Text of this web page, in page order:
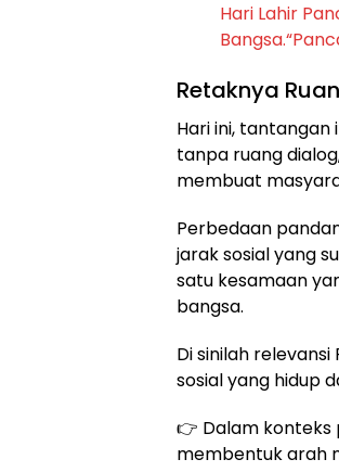
Hari Lahir
Retaknya
Hari ini,
tanpa ruang
membuat
Perbedaan
jarak sosial yang
satu kesamaan
bangsa.
Di sinilah
sosial yang hidup
👉 Dalam konteks
membentuk arah